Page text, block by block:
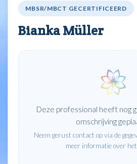
MBSR/MBCT GECERTIFICEERD
Bianka Müller
Deze professional heeft nog
omschrijving
Neem gerust contact op via de
meer informatie over